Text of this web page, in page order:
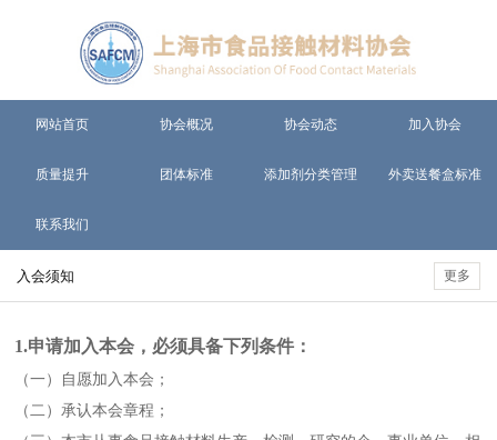
网站首页 协会概况 协会动态 加入协会
质量提升 团体标准 添加剂分类管理 外卖送餐盒标准
联系我们
更多
入会须知
1.申请加入本会，必须具备下列条件：
（一）自愿加入本会；
（二）承认本会章程；